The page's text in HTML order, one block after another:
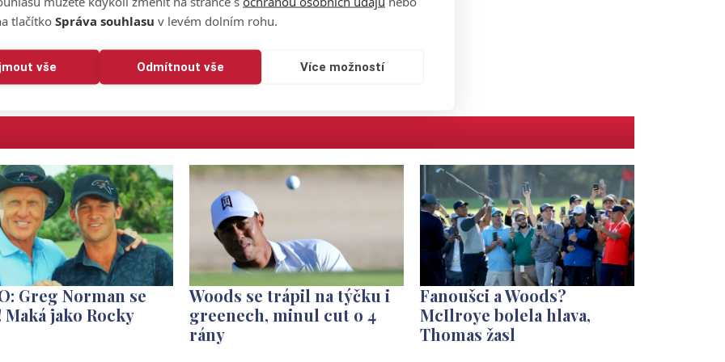
tlačítko Správa souhlasu v levém dolním rohu.
vše Odmítnout vše Více možností
Greg Norman se
jako Rocky
Woods se trápil na týčku i
greenech, minul cut o 4
rány
Fanoušci a Woods?
McIlroye bolela hlava,
Thomas žasl